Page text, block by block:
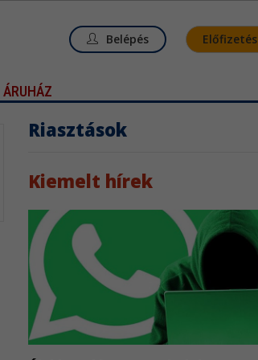
Belépés Előfizetés
ÁRUHÁZ
Riasztások
Kiemelt hírek